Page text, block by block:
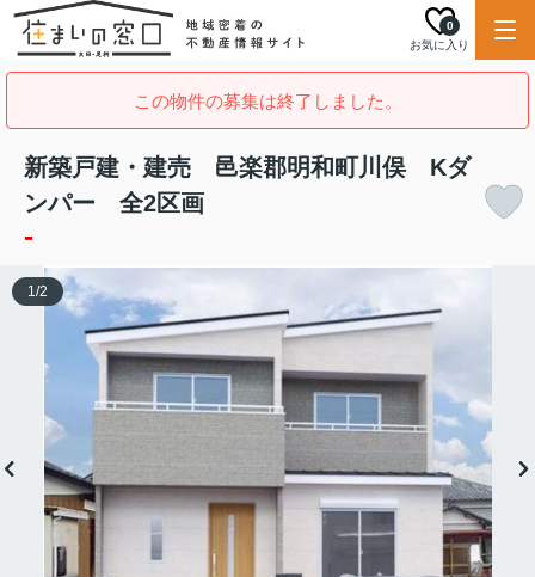
お気に入り
0
この物件の募集は終了しました。
新築戸建・建売 邑楽郡明和町川俣 Kダ
ンパー 全2区画
-
1/2